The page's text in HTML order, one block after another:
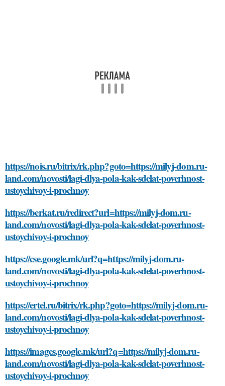
https://nois.ru/bitrix/rk.php?goto=https://milyj-dom.ru-
land.com/novosti/lagi-dlya-pola-kak-sdelat-poverhnost-
ustoychivoy-i-prochnoy
https://berkat.ru/redirect?url=https://milyj-dom.ru-
land.com/novosti/lagi-dlya-pola-kak-sdelat-poverhnost-
ustoychivoy-i-prochnoy
https://cse.google.mk/url?q=https://milyj-dom.ru-
land.com/novosti/lagi-dlya-pola-kak-sdelat-poverhnost-
ustoychivoy-i-prochnoy
https://ertel.ru/bitrix/rk.php?goto=https://milyj-dom.ru-
land.com/novosti/lagi-dlya-pola-kak-sdelat-poverhnost-
ustoychivoy-i-prochnoy
https://images.google.mk/url?q=https://milyj-dom.ru-
land.com/novosti/lagi-dlya-pola-kak-sdelat-poverhnost-
ustoychivoy-i-prochnoy